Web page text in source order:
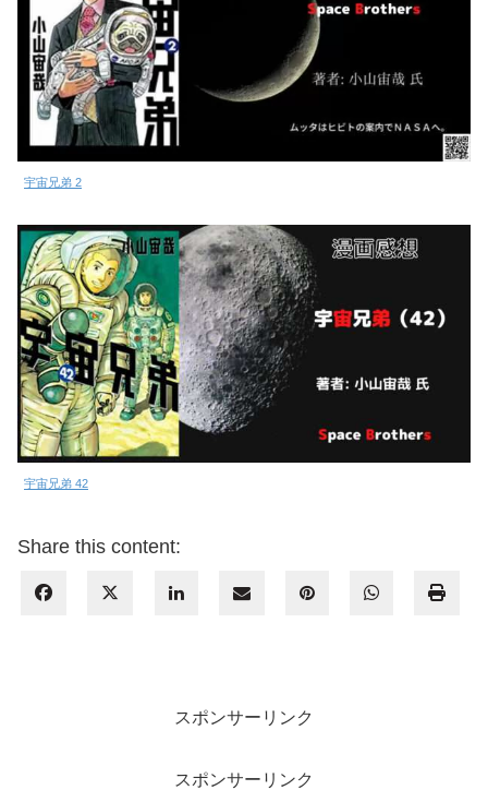
宇宙兄弟 2
宇宙兄弟 42
Share this content:
スポンサーリンク
スポンサーリンク